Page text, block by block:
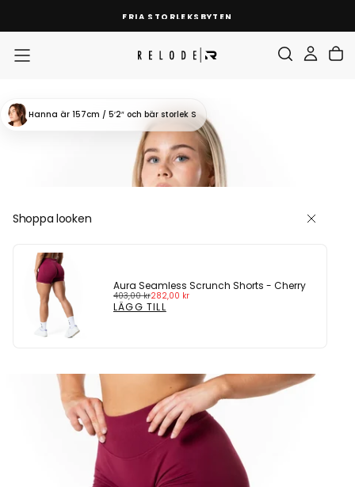
INNEHÅLL
FRIA STORLEKSBYTEN
Hanna är 157cm / 5′2″ och bär storlek S
Shoppa looken
Aura Seamless Scrunch Shorts - Cherry
Ordinarie
pris
403,00 kr
Reapris 282,00 kr
LÄGG TILL